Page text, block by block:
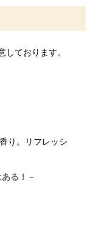
ております。
り。リフレッシ
る！－